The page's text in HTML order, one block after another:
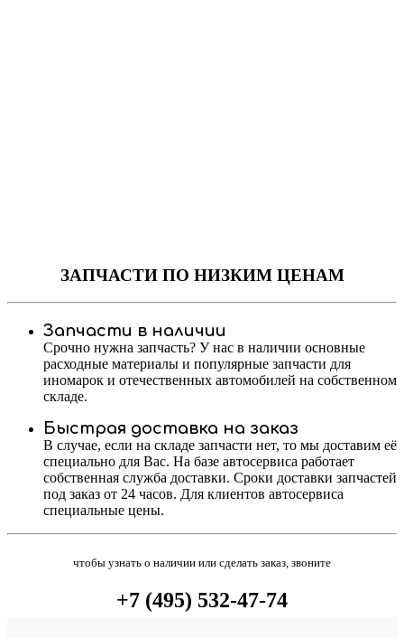
ЗАПЧАСТИПО НИЗКИМ ЦЕНАМ
Запчасти в наличии
Срочно нужна запчасть? У нас в наличии основные
расходные материалы и популярные запчасти для
иномарок и отечественных автомобилей на собственном
складе.
Быстрая доставка на заказ
В случае, если на складе запчасти нет, то мы доставим её
специально для Вас. На базе автосервиса работает
собственная служба доставки. Сроки доставки запчастей
под заказ от 24 часов. Для клиентов автосервиса
специальные цены.
чтобы узнать о наличии или сделать заказ, звоните
+7 (495) 532-47-74